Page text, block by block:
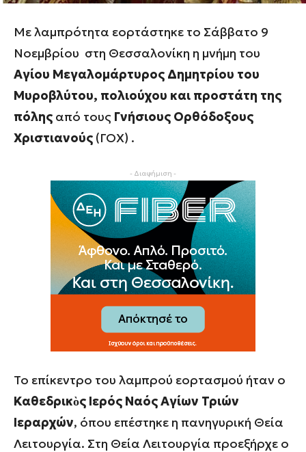
Με λαμπρότητα εορτάστηκε το Σάββατο 9
Νοεμβρίου στη Θεσσαλονίκη η μνήμη του
Αγίου Μεγαλομάρτυρος Δημητρίου του
Μυροβλύτου, πολιούχου και προστάτη της
πόλης από τους Γνήσιους Ορθόδοξους
Χριστιανούς (ΓΟΧ) .
- Διαφήμιση -
Το επίκεντρο του λαμπρού εορτασμού ήταν ο
Καθεδρικὸς Ιερός Ναός Αγίων Τριών
Ιεραρχών, όπου επέστηκε η πανηγυρική Θεία
Λειτουργία. Στη Θεία Λειτουργία προεξήρχε ο